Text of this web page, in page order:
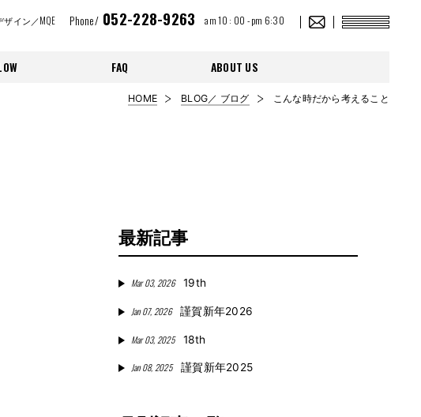
イン／MQE Phone/052-228-9263 am 10 : 00 - pm 6:30
FAQ ABOUT US
HOME BLOG／ ブログ こんな時だから考えること
最新記事
Mar 03, 2026 19th
Jan 07, 2026 謹賀新年2026
Mar 03, 2025 18th
Jan 08, 2025 謹賀新年2025